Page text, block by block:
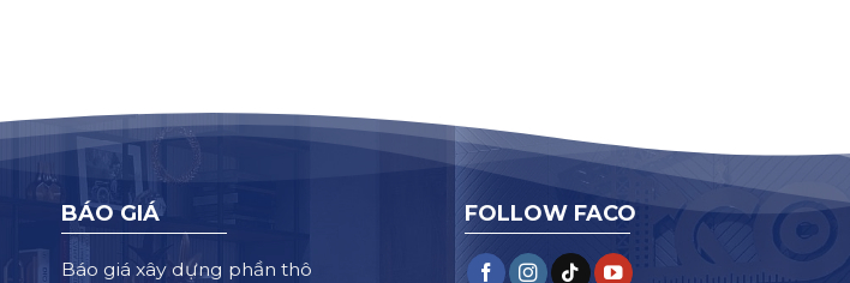
BÁO GIÁ
Báo giá xây dựng phần thô
FOLLOW FACO